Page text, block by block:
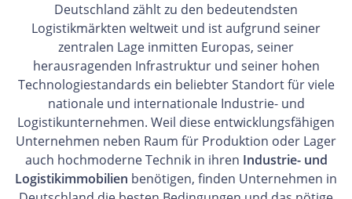
Deutschland zählt zu den bedeutendsten
Logistikmärkten weltweit und ist aufgrund seiner
zentralen Lage inmitten Europas, seiner
herausragenden Infrastruktur und seiner hohen
Technologiestandards ein beliebter Standort für viele
nationale und internationale Industrie- und
Logistikunternehmen. Weil diese entwicklungsfähigen
Unternehmen neben Raum für Produktion oder Lager
auch hochmoderne Technik in ihren Industrie- und
Logistikimmobilien benötigen, finden Unternehmen in